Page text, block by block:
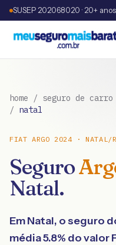
SUSEP 202068020 · 20+ anos
home / seguro de carro
/ natal
FIAT ARGO 2024·NATAL/
Seguro
Natal.
EmNatal, o seguro
média5.8% do valor